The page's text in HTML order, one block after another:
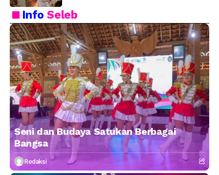
InfoSeleb
Seni dan Budaya Satukan Berbagai
Bangsa
Redaksi